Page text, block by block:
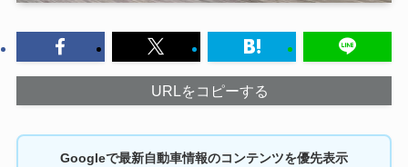
URLをコピーする
Googleで最新自動車情報のコンテンツを優先表示